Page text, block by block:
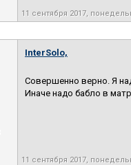
11 сентября 2017,
InterSolo,
Совершенно верно. Я
Иначе надо бабло в
11 сентября 2017,